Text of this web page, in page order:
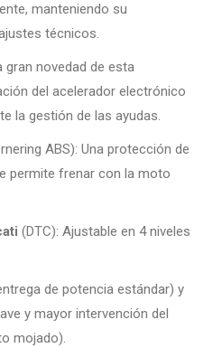
manteniendo su
técnicos.
gran novedad de esta
del acelerador electrónico
la gestión de las ayudas.
ABS): Una protección de
permite frenar con la moto
(DTC): Ajustable en 4 niveles
de potencia estándar) y
y mayor intervención del
mojado).